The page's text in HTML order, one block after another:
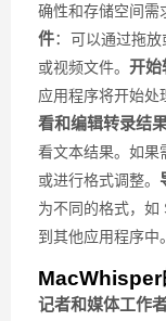
确性和存储空间需
件： 可以通过拖
或视频文件。 开始
应用程序将开始处
看和编辑转录结
看文本结果。 如果
或进行格式调整。
为不同的格式，如
到其他应用程序中。
MacWhisper
记者和媒体工作